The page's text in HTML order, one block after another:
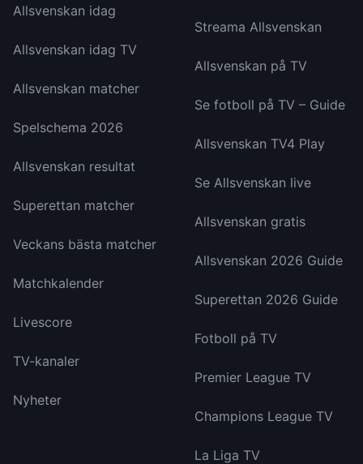
Allsvenskan idag
Allsvenskan idag TV
Allsvenskan matcher
Spelschema 2026
Allsvenskan resultat
Superettan matcher
Veckans bästa matcher
Matchkalender
Livescore
TV-kanaler
Nyheter
Streama Allsvenskan
Allsvenskan på TV
Se fotboll på TV – Guide
Allsvenskan TV4 Play
Se Allsvenskan live
Allsvenskan gratis
Allsvenskan 2026 Guide
Superettan 2026 Guide
Fotboll på TV
Premier League TV
Champions League TV
La Liga TV